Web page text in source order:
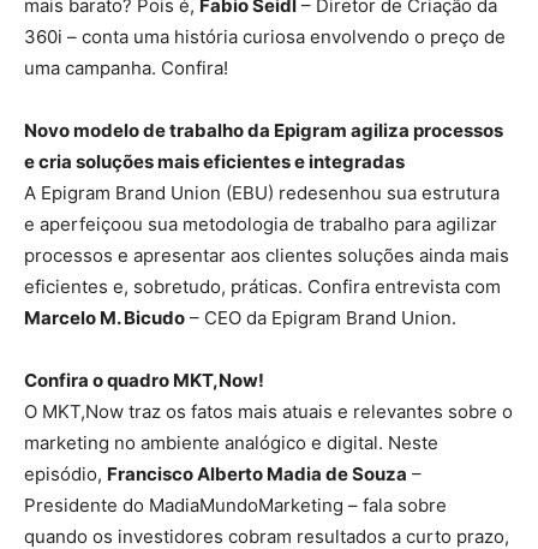
mais barato? Pois é, Fabio Seidl – Diretor de Criação da
360i – conta uma história curiosa envolvendo o preço de
uma campanha. Confira!
Novo modelo de trabalho da Epigram agiliza processos
e cria soluções mais eficientes e integradas
A Epigram Brand Union (EBU) redesenhou sua estrutura
e aperfeiçoou sua metodologia de trabalho para agilizar
processos e apresentar aos clientes soluções ainda mais
eficientes e, sobretudo, práticas. Confira entrevista com
Marcelo M. Bicudo – CEO da Epigram Brand Union.
Confira o quadro MKT,Now!
O MKT,Now traz os fatos mais atuais e relevantes sobre o
marketing no ambiente analógico e digital. Neste
episódio, Francisco Alberto Madia de Souza –
Presidente do MadiaMundoMarketing – fala sobre
quando os investidores cobram resultados a curto prazo,